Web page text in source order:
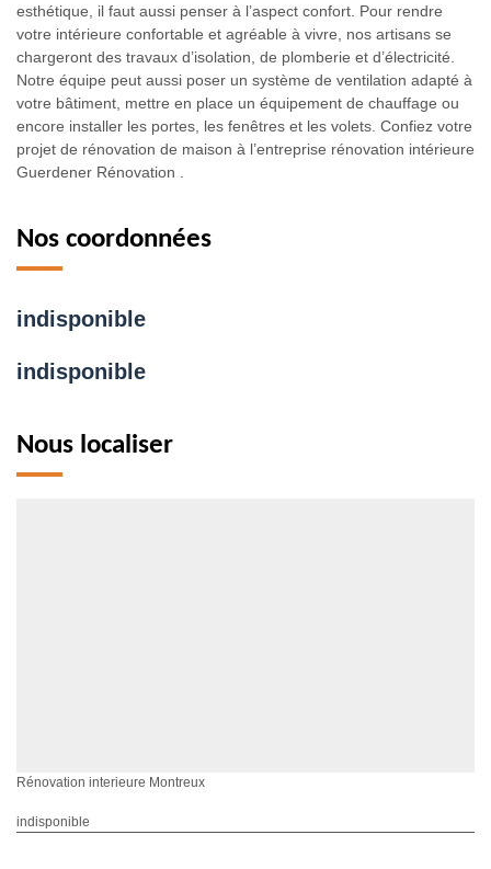
esthétique, il faut aussi penser à l’aspect confort. Pour rendre
votre intérieure confortable et agréable à vivre, nos artisans se
chargeront des travaux d’isolation, de plomberie et d’électricité.
Notre équipe peut aussi poser un système de ventilation adapté à
votre bâtiment, mettre en place un équipement de chauffage ou
encore installer les portes, les fenêtres et les volets. Confiez votre
projet de rénovation de maison à l’entreprise rénovation intérieure
Guerdener Rénovation .
Nos coordonnées
indisponible
indisponible
Nous localiser
Rénovation interieure Montreux
indisponible